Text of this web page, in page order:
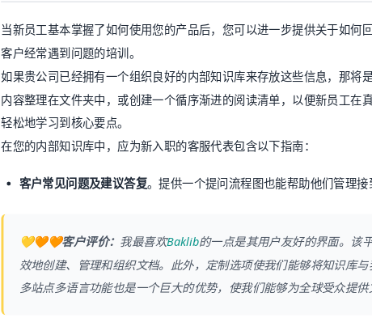
当新员工基本掌握了如何使用您的产品后，您可以进一步提供关于如何
客户经常遇到问题的培训。
如果贵公司已经拥有一个组织良好的内部知识库来存放这些信息，那将
内容整理在文件夹中，或创建一个循序渐进的阅读清单，以便新员工在
轻松地学习到核心要点。
在您的内部知识库中，应为新入职的客服代表包含以下指南：
客户常见问题及建议答复。提供一个提问流程图也能帮助他们管理接
💛🧡🧡客户评价： 我最喜欢Baklib的一点是其用户友好的界面。该
效地创建、管理和组织文档。此外，定制选项使我们能够将知识库与
多站点多语言功能也是一个巨大的优势，使我们能够为全球受众提供